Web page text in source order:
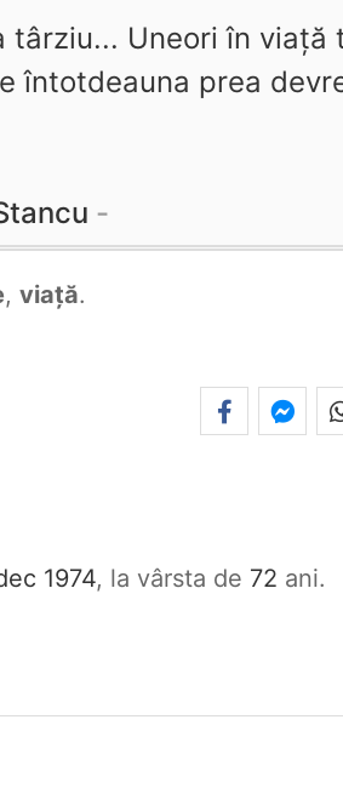
Uneori în viaţă
întotdeauna prea
, viață.
1974, la vârsta de 72 ani.